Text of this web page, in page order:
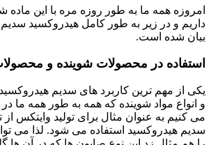
امروزه همه ما به طور روزه مره با این ماده
داریم و در زیر به طور کامل هیدروکسید
بیان شده است.
استفاده در محصولات شوینده و
یکی از مهم ترین کاربرد های سدیم هیدروکسید
و انواع مواد شوینده که همه به طور همه ما در
می کنیم به عنوان مثال برای تولید وایتکس از
سدیم هیدروکسید استفاده می شود. لذا می